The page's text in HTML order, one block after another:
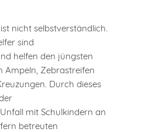
nicht selbstverständlich.
sind
helfen den jüngsten
Ampeln, Zebrastreifen
Durch dieses
mit Schulkindern an
betreuten